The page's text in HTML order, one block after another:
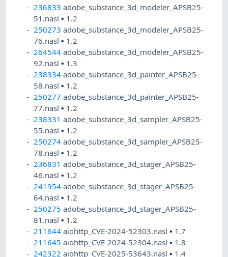
236833 adobe_substance_3d_modeler_APSB25-
51.nasl• 1.2
250273 adobe_substance_3d_modeler_APSB25-
76.nasl• 1.2
264544 adobe_substance_3d_modeler_APSB25-
92.nasl• 1.3
238334 adobe_substance_3d_painter_APSB25-
58.nasl• 1.2
250277 adobe_substance_3d_painter_APSB25-
77.nasl• 1.2
238331 adobe_substance_3d_sampler_APSB25-
55.nasl• 1.2
250274 adobe_substance_3d_sampler_APSB25-
78.nasl• 1.2
236831 adobe_substance_3d_stager_APSB25-
46.nasl• 1.2
241954 adobe_substance_3d_stager_APSB25-
64.nasl• 1.2
250275 adobe_substance_3d_stager_APSB25-
81.nasl• 1.2
211644 aiohttp_CVE-2024-52303.nasl• 1.7
211645 aiohttp_CVE-2024-52304.nasl• 1.8
242322 aiohttp_CVE-2025-53643.nasl• 1.4